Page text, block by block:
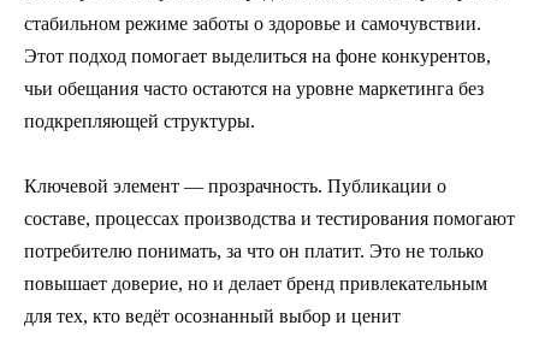
стабильном режиме заботы о здоровье и самочувствии.
Этот подход помогает выделиться на фоне конкурентов,
чьи обещания часто остаются на уровне маркетинга без
подкрепляющей структуры.
Ключевой элемент — прозрачность. Публикации о
составе, процессах производства и тестирования помогают
потребителю понимать, за что он платит. Это не только
повышает доверие, но и делает бренд привлекательным
для тех, кто ведёт осознанный выбор и ценит